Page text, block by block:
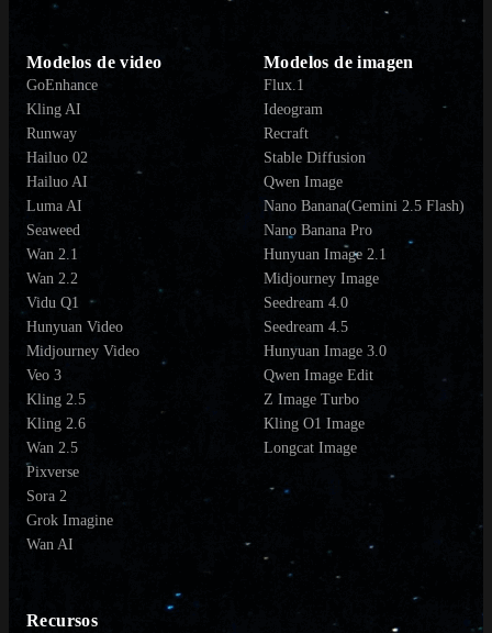
Modelos de video
GoEnhance
Kling AI
Runway
Hailuo 02
Hailuo AI
Luma AI
Seaweed
Wan 2.1
Wan 2.2
Vidu Q1
Hunyuan Video
Midjourney Video
Veo 3
Kling 2.5
Kling 2.6
Wan 2.5
Pixverse
Sora 2
Grok Imagine
Wan AI
Modelos de imagen
Flux.1
Ideogram
Recraft
Stable Diffusion
Qwen Image
Nano Banana(Gemini 2.5 Flash)
Nano Banana Pro
Hunyuan Image 2.1
Midjourney Image
Seedream 4.0
Seedream 4.5
Hunyuan Image 3.0
Qwen Image Edit
Z Image Turbo
Kling O1 Image
Longcat Image
Recursos